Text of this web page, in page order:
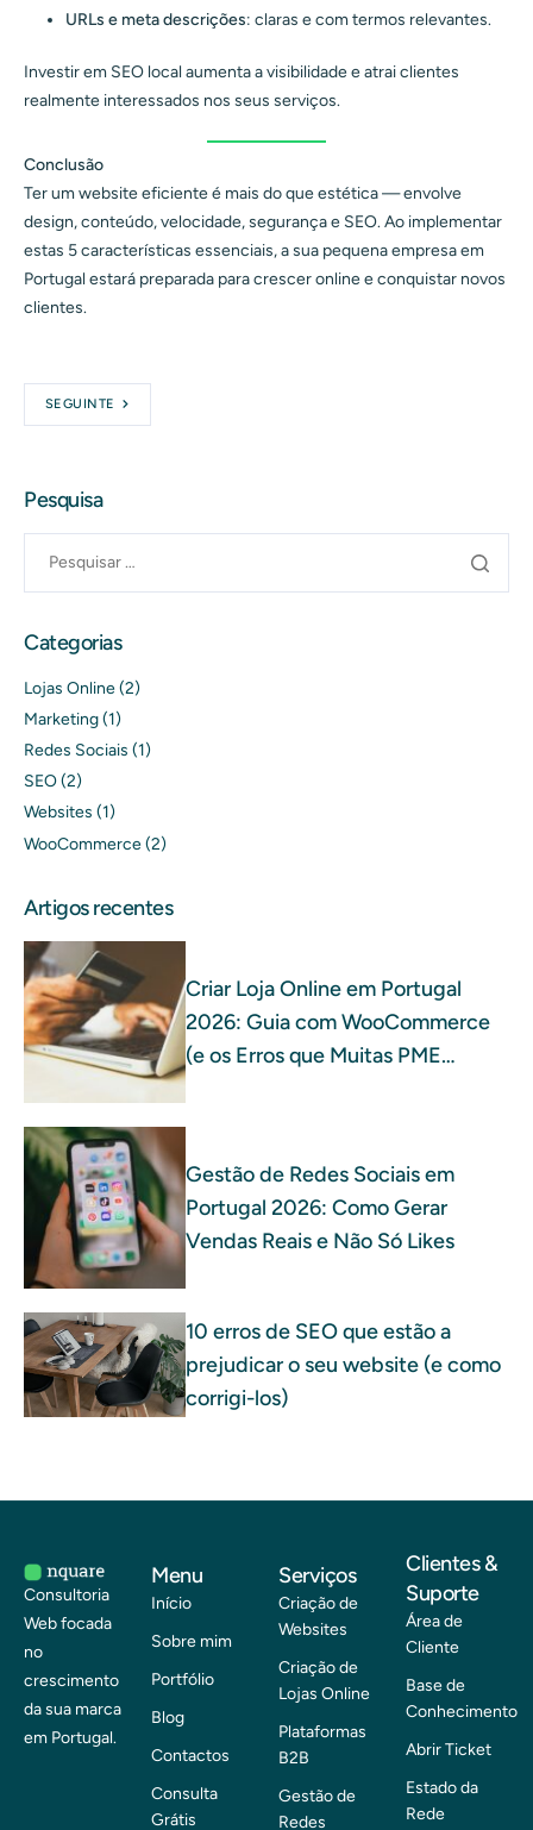
URLs e meta descrições: claras e com termos relevantes.
Investir em SEO local aumenta a visibilidade e atrai clientes
realmente interessados nos seus serviços.
Conclusão
Ter um website eficiente é mais do que estética — envolve
design, conteúdo, velocidade, segurança e SEO. Ao implementar
estas 5 características essenciais, a sua pequena empresa em
Portugal estará preparada para crescer online e conquistar novos
clientes.
SEGUINTE
Pesquisa
Categorias
Lojas Online(2)
Marketing(1)
Redes Sociais (1)
SEO(2)
Websites (1)
WooCommerce(2)
Artigos recentes
Criar Loja Online em Portugal
2026: Guia com WooCommerce
(e os Erros que Muitas PME
Gestão de Redes Sociais em
Portugal 2026: Como Gerar
Vendas Reais e Não Só Likes
10 erros de SEO que estão a
prejudicar o seu website (e como
corrigi-los)
Consultoria
Web focada
no
crescimento
da sua marca
em Portugal.
Menu
Início
Sobre mim
Portfólio
Blog
Contactos
Consulta
Grátis
Serviços
Criação de
Websites
Criação de
Lojas Online
Plataformas
B2B
Gestão de
Redes
Clientes &
Suporte
Área de
Cliente
Base de
Conhecimento
Abrir Ticket
Estado da
Rede